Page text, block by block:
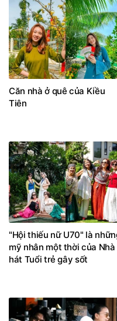
Căn nhà ở quê của Kiều
Tiên
"Hội thiếu nữ U70" là
mỹ nhân một thời của Nhà
hát Tuổi trẻ gây sốt